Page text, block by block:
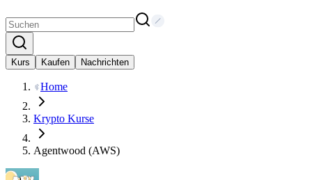
Kurs Kaufen Nachrichten
Home
Krypto Kurse
Agentwood (AWS)